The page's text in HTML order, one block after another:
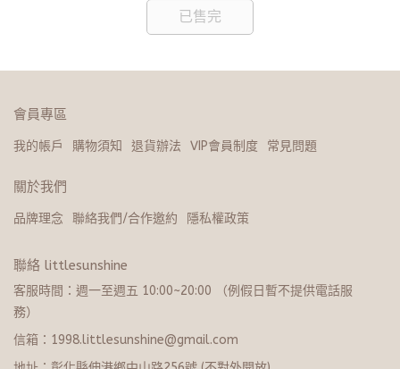
已售完
會員專區
我的帳戶 購物須知 退貨辦法 VIP會員制度 常見問題
關於我們
品牌理念 聯絡我們/合作邀約 隱私權政策
聯絡 littlesunshine
客服時間：週一至週五 10:00~20:​0​0 （例假日暫不提供電話服
務）
信箱：1998.littlesunshine@gmail.com